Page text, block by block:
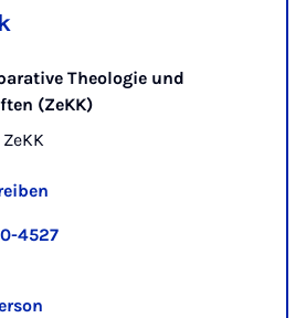
Theologie und
(ZeKK)
4527